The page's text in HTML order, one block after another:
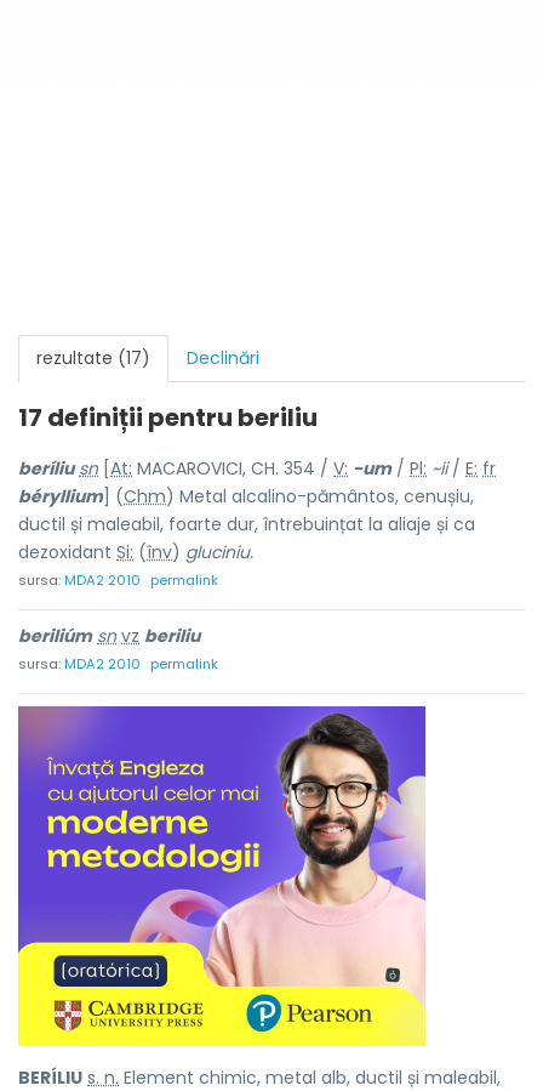
rezultate (17) Declinări
17 definiții pentru beriliu
beríliu sn[ At: MACAROVICI, CH. 354 / V: -um/ Pl: ~ii/ E: fr
béryllium] (Chm) Metal alcalino-pământos, cenușiu,
ductil și maleabil, foarte dur, întrebuințat la aliaje și ca
dezoxidant Si: (înv) gluciniu.
sursa:MDA2 2010 permalink
beriliúm sn vz beriliu
sursa:MDA2 2010 permalink
BERÍLIU s. n. Element chimic, metal alb, ductil și maleabil,